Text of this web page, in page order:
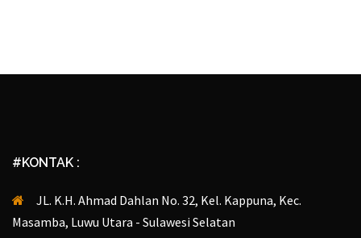
#KONTAK :
JL. K.H. Ahmad Dahlan No. 32, Kel. Kappuna, Kec.
Masamba, Luwu Utara - Sulawesi Selatan